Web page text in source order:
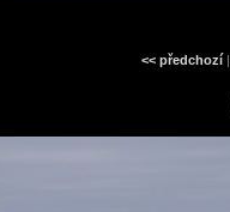
<< předchozí|